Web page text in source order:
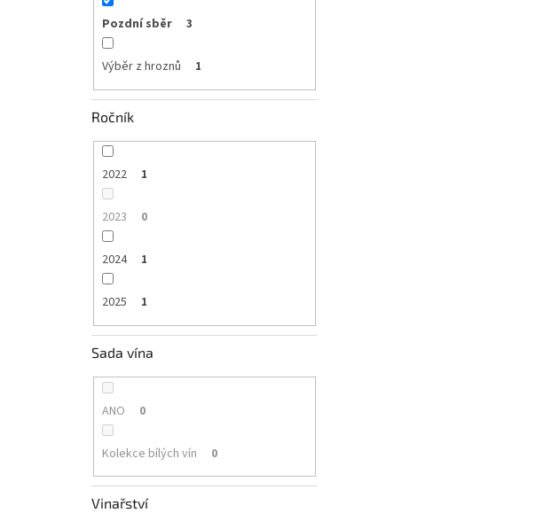
Pozdní sběr 3
Výběr z hroznů 1
Ročník
2022 1
2023 0
2024 1
2025 1
Sada vína
ANO 0
Kolekce bílých vín 0
Vinařství